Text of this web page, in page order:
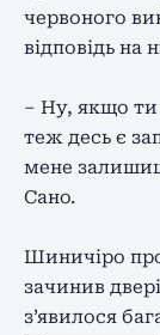
червоного
відповідь на
– Ну, якщо ти
теж десь є
мене
Сано.
Шиничіро
зачинив
з’явилося